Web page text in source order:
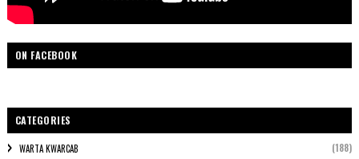
ON FACEBOOK
CATEGORIES
WARTA KWARCAB (188)